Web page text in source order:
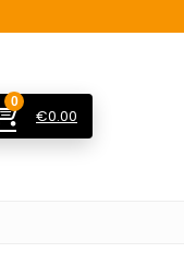
0
€0.00